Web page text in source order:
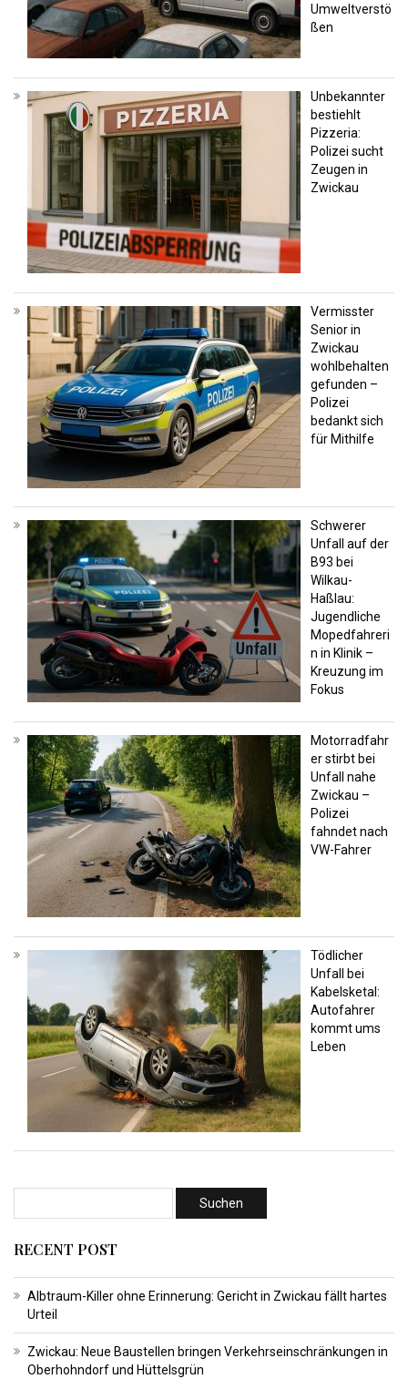
Umweltverstö
ßen
Unbekannter
bestiehlt
Pizzeria:
Polizei sucht
Zeugen in
Zwickau
Vermisster
Senior in
Zwickau
wohlbehalten
gefunden –
Polizei
bedankt sich
für Mithilfe
Schwerer
Unfall auf der
B93 bei
Wilkau-
Haßlau:
Jugendliche
Mopedfahreri
n in Klinik –
Kreuzung im
Fokus
Motorradfahr
er stirbt bei
Unfall nahe
Zwickau –
Polizei
fahndet nach
VW-Fahrer
Tödlicher
Unfall bei
Kabelsketal:
Autofahrer
kommt ums
Leben
RECENT POST
Albtraum-Killer ohne Erinnerung: Gericht in Zwickau fällt hartes
Urteil
Zwickau: Neue Baustellen bringen Verkehrseinschränkungen in
Oberhohndorf und Hüttelsgrün